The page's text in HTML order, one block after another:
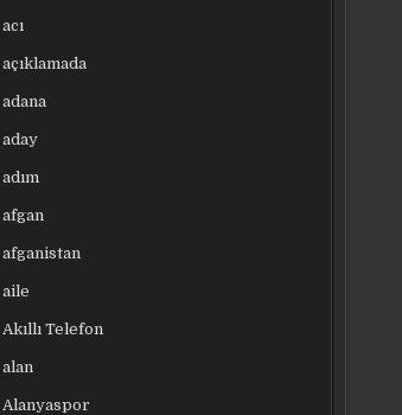
acı
açıklamada
adana
aday
adım
afgan
afganistan
aile
Akıllı Telefon
alan
Alanyaspor